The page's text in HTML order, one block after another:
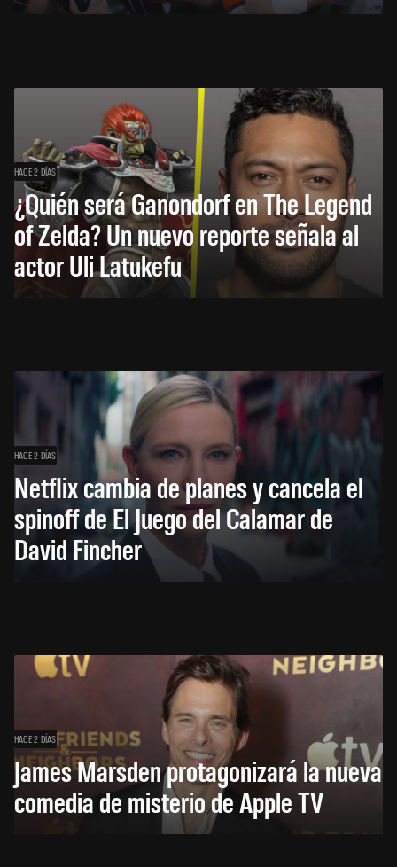
HACE 2 DÍAS
¿Quién será Ganondorf en The Legend
of Zelda? Un nuevo reporte señala al
actor Uli Latukefu
HACE 2 DÍAS
Netflix cambia de planes y cancela el
spinoff de El Juego del Calamar de
David Fincher
HACE 2 DÍAS
James Marsden protagonizará la nueva
comedia de misterio de Apple TV